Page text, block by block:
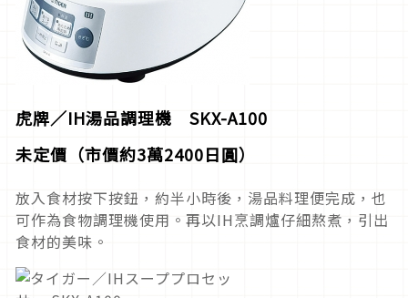
虎牌／IH湯品調理機 SKX-A100
未定價（市價約3萬2400日圓）
放入食材按下按鈕，約半小時後，湯品料理便完成，也
可作為食物調理機使用。再以IH烹調爐仔細熬煮，引出
食材的美味。